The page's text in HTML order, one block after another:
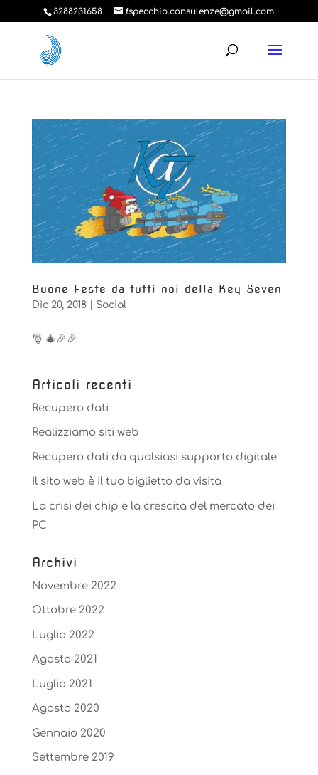
3288231658 fspecchio.consulenze@gmail.com
Buone Feste da tutti noi della Key Seven
Dic 20, 2018| Social
🎅 🎄🎉🎉
Articoli recenti
Recupero dati
Realizziamo siti web
Recupero dati da qualsiasi supporto digitale
Il sito web è il tuo biglietto da visita
La crisi dei chip e la crescita del mercato dei
PC
Archivi
Novembre 2022
Ottobre 2022
Luglio 2022
Agosto 2021
Luglio 2021
Agosto 2020
Gennaio 2020
Settembre 2019